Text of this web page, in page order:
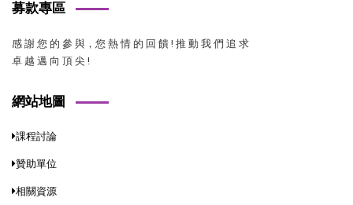
募款專區
感 謝 您 的 參 與，您 熱 情 的 回 饋 ! 推 動 我 們 追 求
卓 越 邁 向 頂 尖 !
網站地圖
課程討論
贊助單位
相關資源